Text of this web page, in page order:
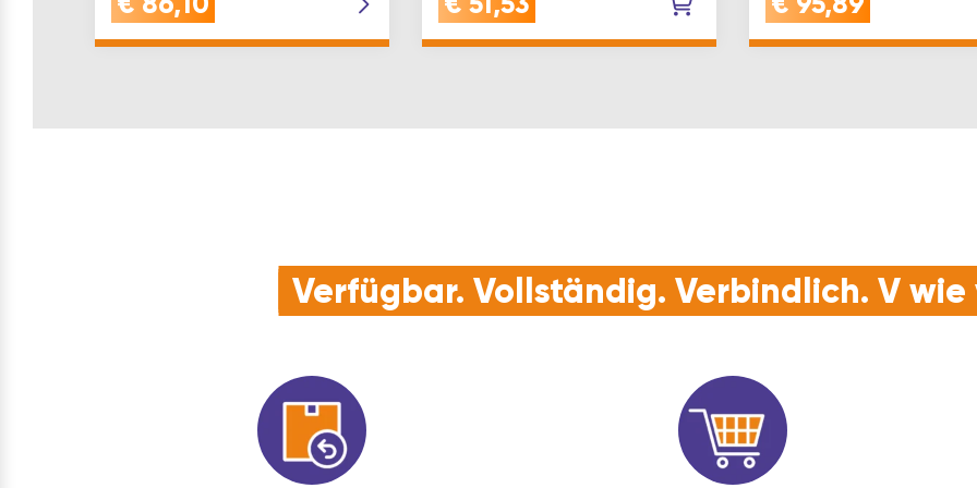
Sikaflex 252 wurde speziell für
CobaltVERWENDUNG: Si…
Verfügbar. Vollständig. Verbindlich. V